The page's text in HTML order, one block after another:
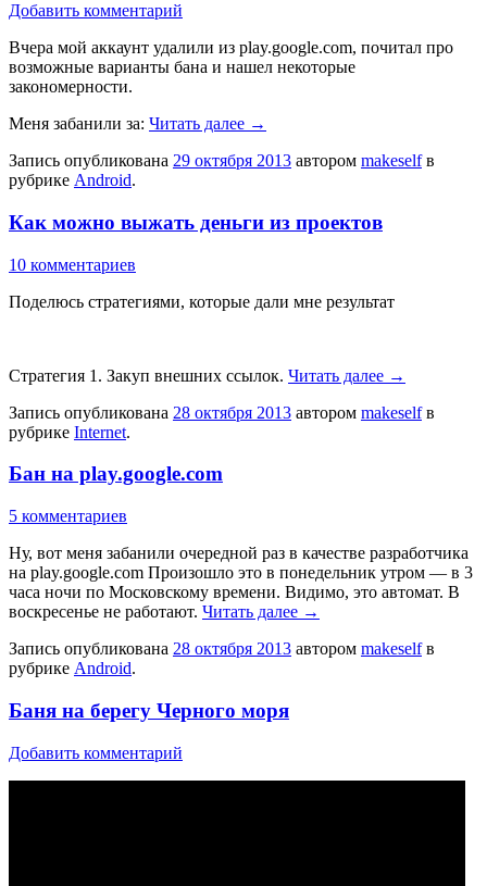
Добавить комментарий
Вчера мой аккаунт удалили из play.google.com, почитал про
возможные варианты бана и нашел некоторые
закономерности.
Меня забанили за: Читать далее →
Запись опубликована 29 октября 2013 автором makeselfв
рубрике Android.
Как можно выжать деньги из проектов
10 комментариев
Поделюсь стратегиями, которые дали мне результат
Стратегия 1. Закуп внешних ссылок. Читать далее →
Запись опубликована 28 октября 2013 автором makeselfв
рубрике Internet.
Бан на play.google.com
5 комментариев
Ну, вот меня забанили очередной раз в качестве разработчика
на play.google.com Произошло это в понедельник утром — в 3
часа ночи по Московскому времени. Видимо, это автомат. В
воскресенье не работают. Читать далее →
Запись опубликована 28 октября 2013 автором makeselfв
рубрике Android.
Баня на берегу Черного моря
Добавить комментарий